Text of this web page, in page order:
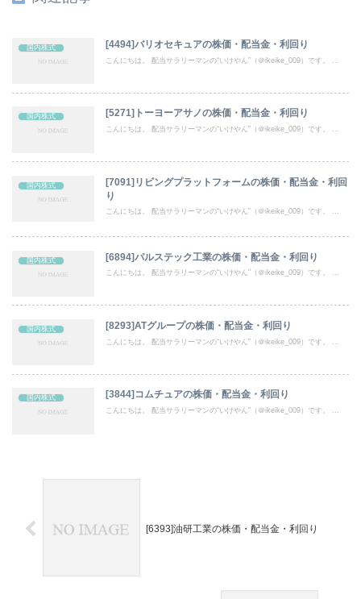
国内株式 [4494]バリオセキュアの株価・配当金・利回り
こんにちは。 配当サラリーマンの“いけやん”（＠ikeike_009）です。 ...
国内株式 [5271]トーヨーアサノの株価・配当金・利回り
こんにちは。 配当サラリーマンの“いけやん”（＠ikeike_009）です。 ...
国内株式
[7091]リビングプラットフォームの株価・配当金・利回
り
こんにちは。 配当サラリーマンの“いけやん”（＠ikeike_009）です。 ...
国内株式 [6894]パルステック工業の株価・配当金・利回り
こんにちは。 配当サラリーマンの“いけやん”（＠ikeike_009）です。 ...
国内株式 [8293]ATグループの株価・配当金・利回り
こんにちは。 配当サラリーマンの“いけやん”（＠ikeike_009）です。 ...
国内株式 [3844]コムチュアの株価・配当金・利回り
こんにちは。 配当サラリーマンの“いけやん”（＠ikeike_009）です。 ...
[6393]油研工業の株価・配当金・利回り